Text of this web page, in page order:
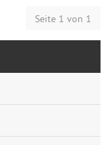
Seite 1 von 1